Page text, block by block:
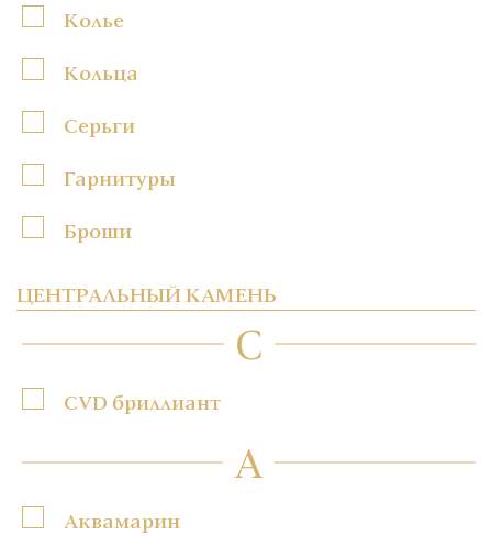
Колье
Кольца
Серьги
Гарнитуры
Броши
ЦЕНТРАЛЬНЫЙ КАМЕНЬ
C
CVD бриллиант
А
Аквамарин